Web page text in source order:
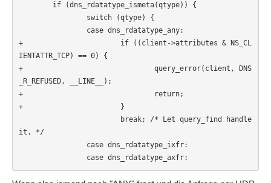
if (dns_rdatatype_ismeta(qtype)) {
switch (qtype) {
case dns_rdatatype_any:
+                       if ((client->attributes & NS_CL
IENTATTR_TCP) == 0) {
+                               query_error(client, DNS
_R_REFUSED, __LINE__);
+                               return;
+                       }
break; /* Let query_find handle
it. */
case dns_rdatatype_ixfr:
case dns_rdatatype_axfr: